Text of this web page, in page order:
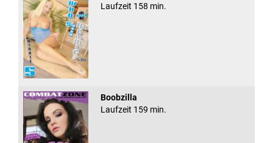
Laufzeit 158 min.
Boobzilla
Laufzeit 159 min.